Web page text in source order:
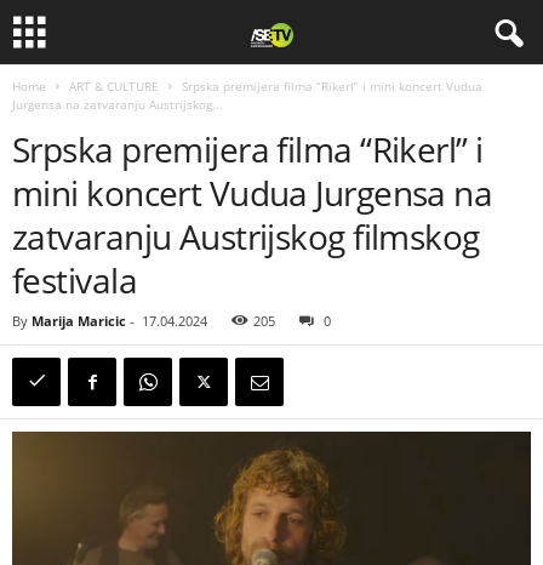
Home ART & CULTURE
Srpska premijera filma “Rikerl” i mini koncert Vudua
Jurgensa na zatvaranju Austrijskog...
Srpska premijera filma “Rikerl” i
mini koncert Vudua Jurgensa na
zatvaranju Austrijskog filmskog
festivala
By Marija Maricic - 17.04.2024 205 0